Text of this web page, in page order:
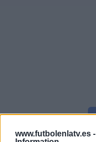
www.futbolenlatv.es -